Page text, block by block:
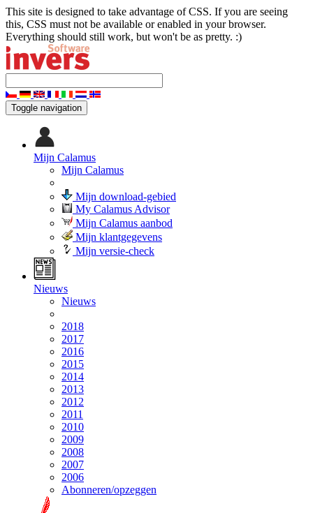
This site is designed to take advantage of CSS. If you are seeing
this, CSS must not be available or enabled in your browser.
Everything should still work, but won't be as pretty. :)
Toggle navigation
Mijn Calamus
Mijn Calamus
Mijn download-gebied
My Calamus Advisor
Mijn Calamus aanbod
Mijn klantgegevens
Mijn versie-check
Nieuws
Nieuws
2018
2017
2016
2015
2014
2013
2012
2011
2010
2009
2008
2007
2006
Abonneren/opzeggen